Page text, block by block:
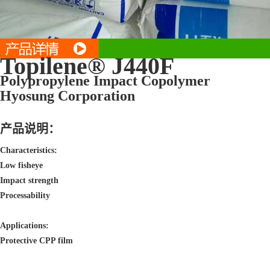
Topilene® J440F
Polypropylene Impact Copolymer
Hyosung Corporation
产品说明：
Characteristics:
Low fisheye
Impact strength
Processability
Applications:
Protective CPP film